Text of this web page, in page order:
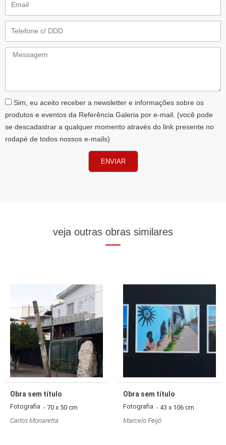
Messagem
AceiteLGPD
Sim, eu aceito receber a newsletter e informações sobre os
produtos e eventos da Referência Galeria por e-mail. (você pode
se descadastrar a qualquer momento através do link presente no
rodapé de todos nossos e-mails)
ENVIAR
veja outras obras similares
Obra sem título
Fotografia - 70 x 50 cm
Carlos Monaretta
Obra sem título
Fotografia - 43 x 106 cm
Marcelo Feijó